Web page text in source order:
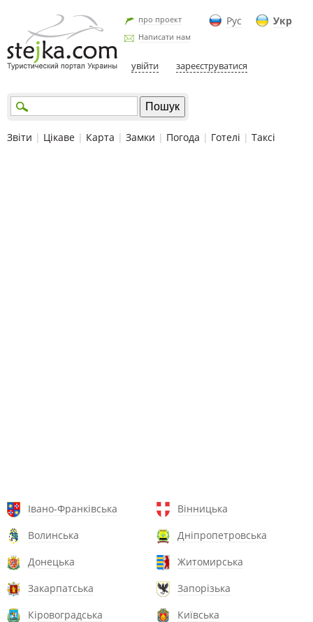
Рус Укр
про проект
Написати нам
увійти зареєструватися
Звіти | Цікаве | Карта | Замки | Погода | Готелі | Таксі
Івано-Франківська
Вінницька
Волинська
Дніпропетровська
Донецька
Житомирська
Закарпатська
Запорізька
Кіровоградська
Київська